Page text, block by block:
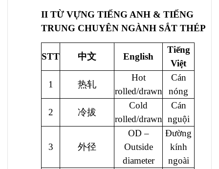
II TỪ VỰNG TIẾNG ANH & TIẾNG
TRUNG CHUYÊN NGÀNH SẮT THÉP
STT 中文 English
Tiếng
Việt
1 热轧
Hot
rolled/drawn
Cán
nóng
2 冷拔
Cold
rolled/drawn
Cán
nguội
3 外径
OD –
Outside
diameter
Đường
kính
ngoài